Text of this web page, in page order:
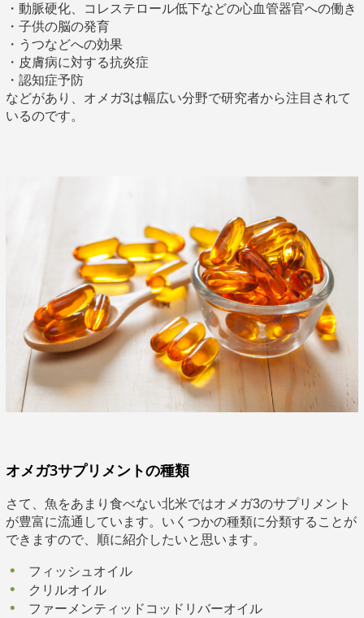
・動脈硬化、コレステロール低下などの心血管器官への働き
・子供の脳の発育
・うつなどへの効果
・皮膚病に対する抗炎症
・認知症予防
などがあり、オメガ3は幅広い分野で研究者から注目されて
いるのです。
オメガ3サプリメントの種類
さて、魚をあまり食べない北米ではオメガ3のサプリメント
が豊富に流通しています。いくつかの種類に分類することが
できますので、順に紹介したいと思います。
フィッシュオイル
クリルオイル
ファーメンティッドコッドリバーオイル